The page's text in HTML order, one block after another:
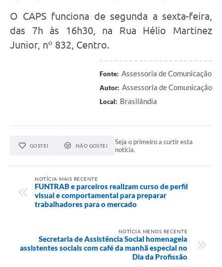
O CAPS funciona de segunda a sexta-feira,
das 7h às 16h30, na Rua Hélio Martinez
Junior, nº 832, Centro.
Fonte: Assessoria de Comunicação
Autor: Assessoria de Comunicação
Local: Brasilândia
GOSTEI NÃO GOSTEI
Seja o primeiro a curtir esta
notícia.
NOTÍCIA MAIS RECENTE
FUNTRAB e parceiros realizam curso de perfil
visual e comportamental para preparar
trabalhadores para o mercado
NOTÍCIA MENOS RECENTE
Secretaria de Assistência Social homenageia
assistentes sociais com café da manhã especial no
Dia da Profissão